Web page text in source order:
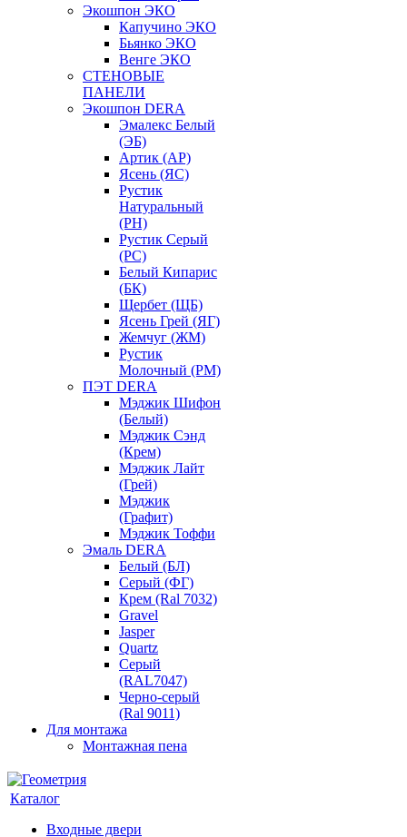
Экошпон ЭКО
Капучино ЭКО
Бьянко ЭКО
Венге ЭКО
СТЕНОВЫЕ
ПАНЕЛИ
Экошпон DERA
Эмалекс Белый
(ЭБ)
Артик (АР)
Ясень (ЯС)
Рустик
Натуральный
(РН)
Рустик Серый
(РС)
Белый Кипарис
(БК)
Щербет (ЩБ)
Ясень Грей (ЯГ)
Жемчуг (ЖМ)
Рустик
Молочный (РМ)
ПЭТ DERA
Мэджик Шифон
(Белый)
Мэджик Сэнд
(Крем)
Мэджик Лайт
(Грей)
Мэджик
(Графит)
Мэджик Тоффи
Эмаль DERA
Белый (БЛ)
Серый (ФГ)
Крем (Ral 7032)
Gravel
Jasper
Quartz
Серый
(RAL7047)
Черно-серый
(Ral 9011)
Для монтажа
Монтажная пена
Каталог
Входные двери